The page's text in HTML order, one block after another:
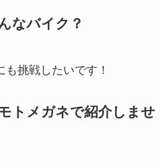
なバイク？
挑戦したいです！
トメガネで紹介しませ